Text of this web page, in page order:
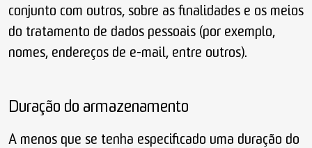
conjunto com outros, sobre as finalidades e os meios
do tratamento de dados pessoais (por exemplo,
nomes, endereços de e-mail, entre outros).
Duração do armazenamento
A menos que se tenha especificado uma duração do